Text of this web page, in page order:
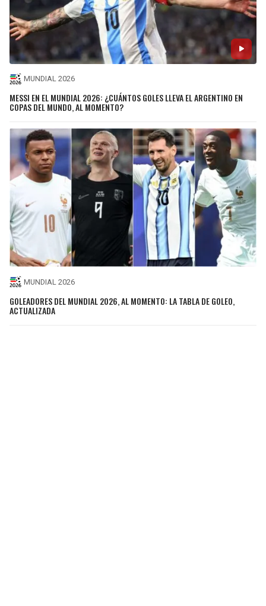
MUNDIAL 2026
MESSI EN EL MUNDIAL 2026: ¿CUÁNTOS GOLES LLEVA EL ARGENTINO EN
COPAS DEL MUNDO, AL MOMENTO?
MUNDIAL 2026
GOLEADORES DEL MUNDIAL 2026, AL MOMENTO: LA TABLA DE GOLEO,
ACTUALIZADA